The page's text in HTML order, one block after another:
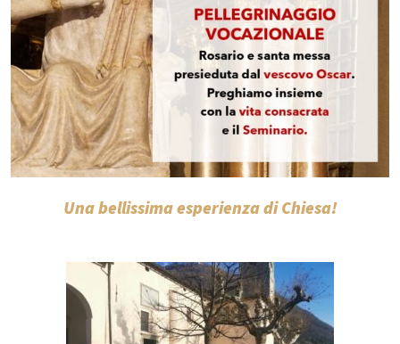
Una bellissima esperienza di Chiesa!